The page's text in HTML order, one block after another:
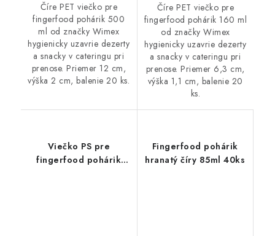
Číre PET viečko pre
fingerfood pohárik 500
ml od značky Wimex
hygienicky uzavrie dezerty
a snacky v cateringu pri
prenose. Priemer 12 cm,
výška 2 cm, balenie 20 ks.
Číre PET viečko pre
fingerfood pohárik 160 ml
od značky Wimex
hygienicky uzavrie dezerty
a snacky v cateringu pri
prenose. Priemer 6,3 cm,
výška 1,1 cm, balenie 20
ks.
Viečko PS pre
fingerfood pohárik
Fingerfood pohárik
hranatý číry 85ml 40ks